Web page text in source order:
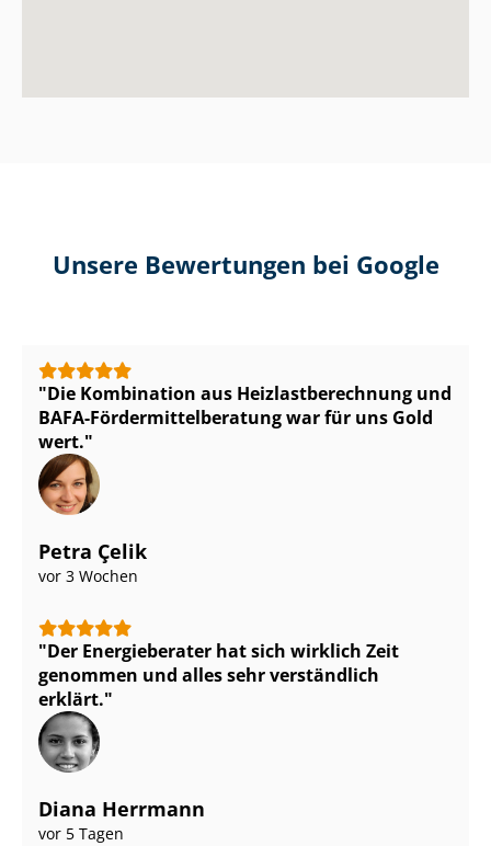
Unsere Bewertungen bei Google
Die Kombination aus Heiz­last­be­rech­nung und
BAFA-För­der­mit­tel­be­ra­tung war für uns Gold
wert.
Petra Çelik
vor 3 Wochen
Der Energieberater hat sich wirklich Zeit
genommen und alles sehr verständlich
erklärt.
Diana Herrmann
vor 5 Tagen